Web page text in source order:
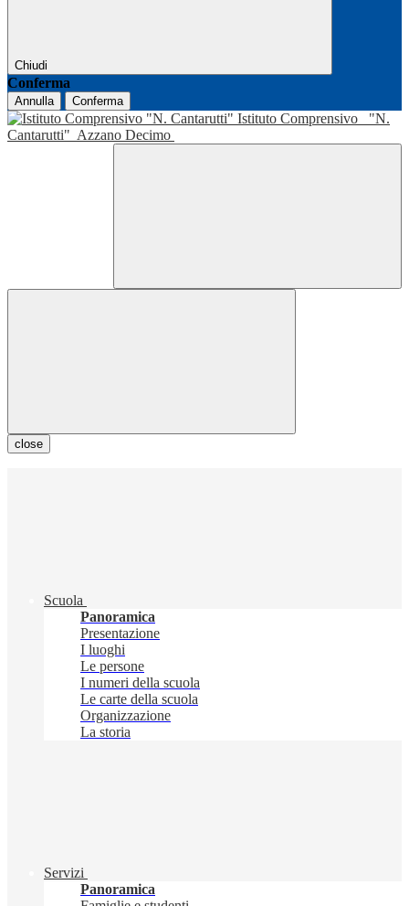
Chiudi
Conferma
Annulla Conferma
Istituto Comprensivo
"N.
Cantarutti" Azzano Decimo
close
Scuola
Panoramica
Presentazione
I luoghi
Le persone
I numeri della scuola
Le carte della scuola
Organizzazione
La storia
Servizi
Panoramica